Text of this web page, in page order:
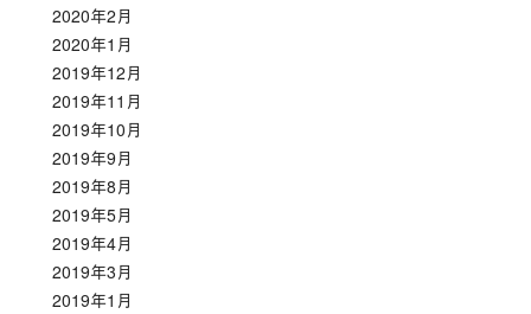
2020年2月
2020年1月
2019年12月
2019年11月
2019年10月
2019年9月
2019年8月
2019年5月
2019年4月
2019年3月
2019年1月